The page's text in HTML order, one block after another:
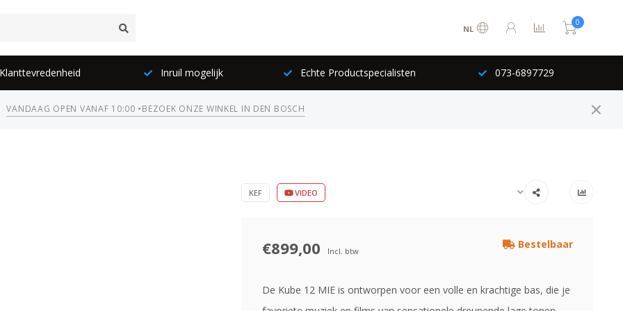
NL
0
Inruil mogelijk Echte Productspecialisten 073-6897729
VANDAAG OPEN VANAF 10:00 •BEZOEK ONZE WINKEL IN DEN BOSCH
KEF VIDEO
€899,00 Incl. btw
Bestelbaar
De Kube 12 MIE is ontworpen voor een volle en krachtige bas, die je